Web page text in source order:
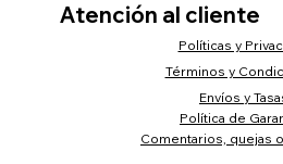
Atención al cliente
Políticas y
Términos y
Envíos y
Política de
Comentarios, quejas